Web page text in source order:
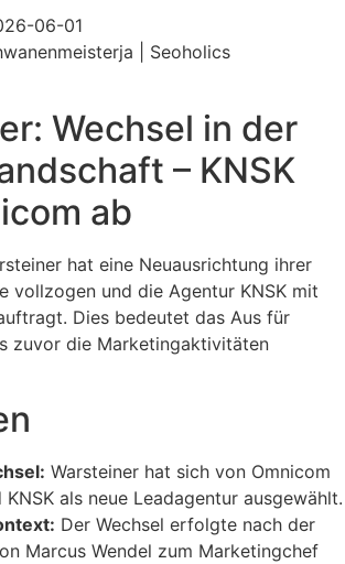
06-01
| Seoholics
Wechsel in der
– KNSK
ab
hat eine Neuausrichtung ihrer
vollzogen und die Agentur KNSK mit
Dies bedeutet das Aus für
zuvor die Marketingaktivitäten
Warsteiner hat sich von Omnicom
als neue Leadagentur ausgewählt.
Der Wechsel erfolgte nach der
Marcus Wendel zum Marketingchef